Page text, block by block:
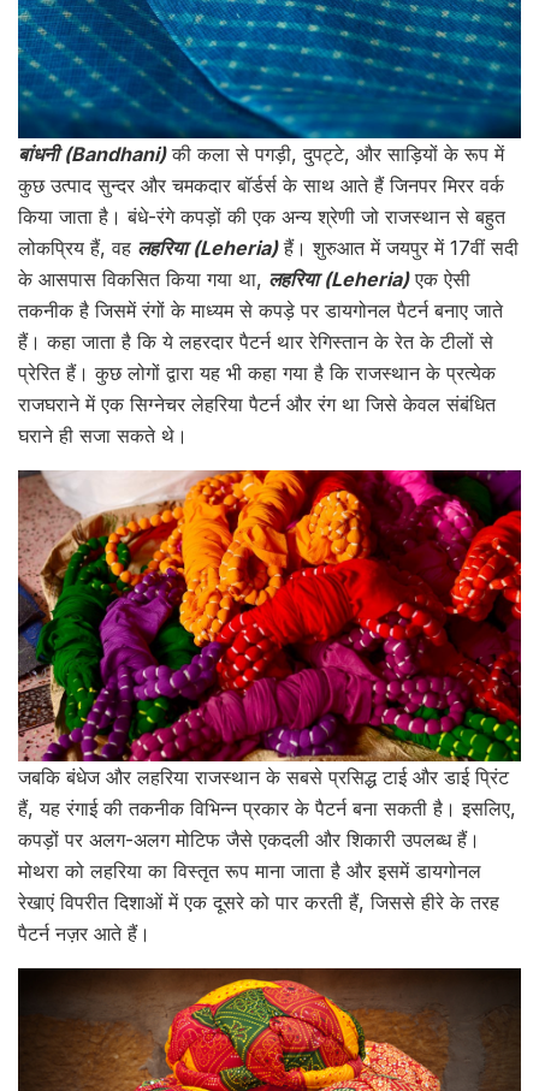
बांधनी (Bandhani)की कला से पगड़ी, दुपट्टे, और साड़ियों के रूप में
कुछ उत्पाद सुन्दर और चमकदार बॉर्डर्स के साथ आते हैं जिनपर मिरर वर्क
किया जाता है। बंधे-रंगे कपड़ों की एक अन्य श्रेणी जो राजस्थान से बहुत
लोकप्रिय हैं, वह लहरिया (Leheria)हैं। शुरुआत में जयपुर में 17वीं सदी
के आसपास विकसित किया गया था, लहरिया (Leheria)एक ऐसी
तकनीक है जिसमें रंगों के माध्यम से कपड़े पर डायगोनल पैटर्न बनाए जाते
हैं। कहा जाता है कि ये लहरदार पैटर्न थार रेगिस्तान के रेत के टीलों से
प्रेरित हैं। कुछ लोगों द्वारा यह भी कहा गया है कि राजस्थान के प्रत्येक
राजघराने में एक सिग्नेचर लेहरिया पैटर्न और रंग था जिसे केवल संबंधित
घराने ही सजा सकते थे।
जबकि बंधेज और लहरिया राजस्थान के सबसे प्रसिद्ध टाई और डाई प्रिंट
हैं, यह रंगाई की तकनीक विभिन्न प्रकार के पैटर्न बना सकती है। इसलिए,
कपड़ों पर अलग-अलग मोटिफ जैसे एकदली और शिकारी उपलब्ध हैं।
मोथरा को लहरिया का विस्तृत रूप माना जाता है और इसमें डायगोनल
रेखाएं विपरीत दिशाओं में एक दूसरे को पार करती हैं, जिससे हीरे के तरह
पैटर्न नज़र आते हैं।